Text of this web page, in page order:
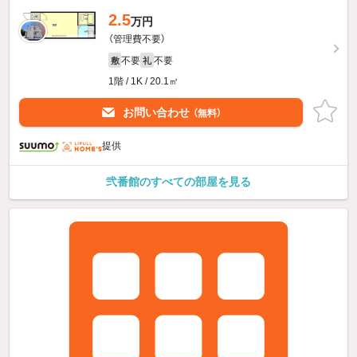
2.5万円
（管理費不要）
敷 不要 礼 不要
1階 / 1K / 20.1㎡
お問い合わせ （無料）
提供
弐番館のすべての部屋を見る